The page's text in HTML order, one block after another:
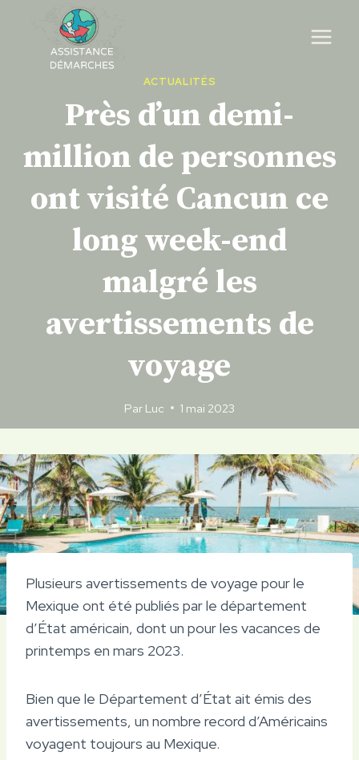
content
ACTUALITÉS
Près d’un demi-
million de personnes
ont visité Cancun ce
long week-end
malgré les
avertissements de
voyage
Par Luc 1 mai 2023
Plusieurs avertissements de voyage pour le
Mexique ont été publiés par le département
d’État américain, dont un pour les vacances de
printemps en mars 2023.
Bien que le Département d’État ait émis des
avertissements, un nombre record d’Américains
voyagent toujours au Mexique.